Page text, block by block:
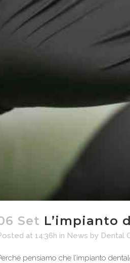
Set L’impianto
at 14:36h in News by Dental
pensiamo che l’impianto